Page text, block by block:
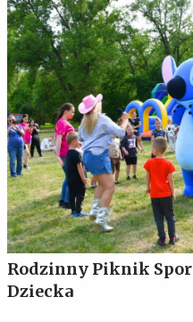
Rodzinny Piknik
Dziecka